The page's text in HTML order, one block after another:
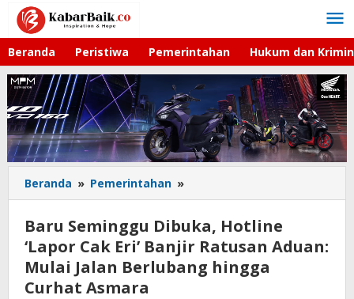
Lewati
konten
Beranda Peristiwa Pemerintahan Hukum dan
Beranda » Pemerintahan »
Seminggu
Dibuka,
Hotline
'Lapor
Cak
Baru Seminggu Dibuka, Hotline
‘Lapor Cak Eri’ Banjir Ratusan Aduan:
Mulai Jalan Berlubang hingga
Curhat Asmara